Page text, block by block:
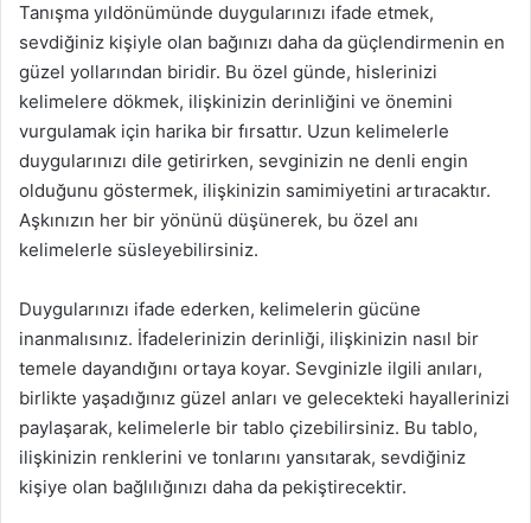
Tanışma yıldönümünde duygularınızı ifade etmek,
sevdiğiniz kişiyle olan bağınızı daha da güçlendirmenin en
güzel yollarından biridir. Bu özel günde, hislerinizi
kelimelere dökmek, ilişkinizin derinliğini ve önemini
vurgulamak için harika bir fırsattır. Uzun kelimelerle
duygularınızı dile getirirken, sevginizin ne denli engin
olduğunu göstermek, ilişkinizin samimiyetini artıracaktır.
Aşkınızın her bir yönünü düşünerek, bu özel anı
kelimelerle süsleyebilirsiniz.
Duygularınızı ifade ederken, kelimelerin gücüne
inanmalısınız. İfadelerinizin derinliği, ilişkinizin nasıl bir
temele dayandığını ortaya koyar. Sevginizle ilgili anıları,
birlikte yaşadığınız güzel anları ve gelecekteki hayallerinizi
paylaşarak, kelimelerle bir tablo çizebilirsiniz. Bu tablo,
ilişkinizin renklerini ve tonlarını yansıtarak, sevdiğiniz
kişiye olan bağlılığınızı daha da pekiştirecektir.